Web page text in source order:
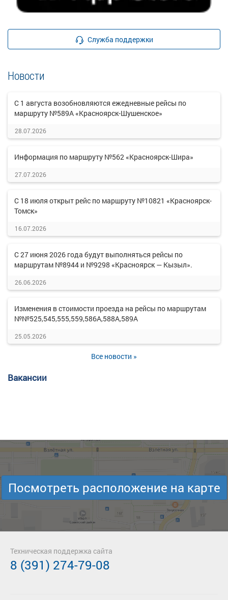
Служба поддержки
Новости
С 1 августа возобновляются ежедневные рейсы по
маршруту №589А «Красноярск-Шушенское»
28.07.2026
Информация по маршруту №562 «Красноярск-Шира»
27.07.2026
С 18 июля открыт рейс по маршруту №10821 «Красноярск-
Томск»
16.07.2026
С 27 июня 2026 года будут выполняться рейсы по
маршрутам №8944 и №9298 «Красноярск — Кызыл».
26.06.2026
Изменения в стоимости проезда на рейсы по маршрутам
№№525,545,555,559,586А,588А,589А
25.05.2026
Все новости »
Вакансии
Посмотреть расположение на карте
Техническая поддержка сайта
8 (391) 274-79-08